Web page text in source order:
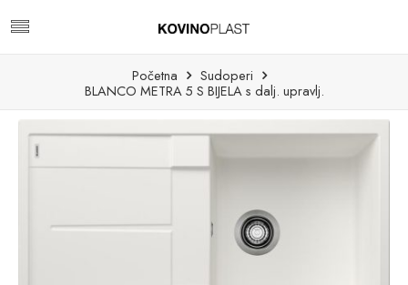
Početna
Sudoperi
BLANCO METRA 5 S BIJELA s dalj. upravlj.